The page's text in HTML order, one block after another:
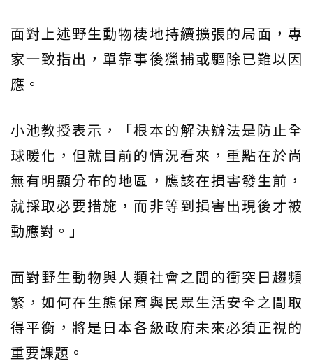
面對上述野生動物棲地持續擴張的局面，專
家一致指出，單靠事後獵捕或驅除已難以因
應。
小池教授表示，「根本的解決辦法是防止全
球暖化，但就目前的情況看來，重點在於尚
無有明顯分布的地區，應該在損害發生前，
就採取必要措施，而非等到損害出現後才被
動應對。」
面對野生動物與人類社會之間的衝突日趨頻
繁，如何在生態保育與民眾生活安全之間取
得平衡，將是日本各級政府未來必須正視的
重要課題。